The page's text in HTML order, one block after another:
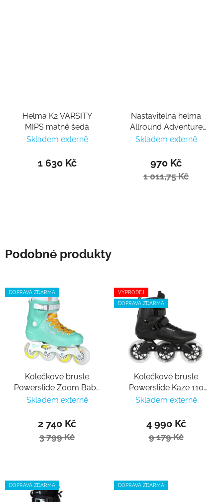
Helma K2 VARSITY
MIPS matně šedá
Skladem externě
1 630 Kč
Nastavitelná helma
Allround Adventure
Awesome Violet
Skladem externě
970 Kč
1 011,75 Kč
Podobné produkty
DOPRAVA ZDARMA
Kolečkové brusle
Powerslide Zoom Baby
Blue 80
Skladem externě
2 740 Kč
3 799 Kč
VÝPRODEJ
DOPRAVA ZDARMA
Kolečkové brusle
Powerslide Kaze 110
Trinity
Skladem externě
4 990 Kč
9 179 Kč
DOPRAVA ZDARMA DOPRAVA ZDARMA